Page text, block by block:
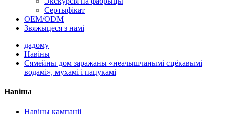
Сертыфікат
OEM/ODM
Звяжыцеся з намі
дадому
Навіны
Сямейны дом заражаны «неачышчанымі сцёкавымі
водамі», мухамі і пацукамі
Навіны
Навіны кампаніі